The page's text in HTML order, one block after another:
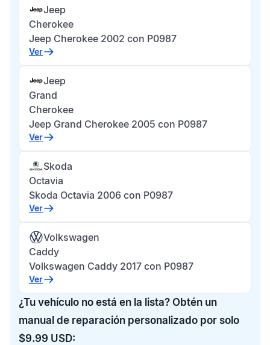
Jeep
Cherokee
Jeep Cherokee 2002 con P0987
Ver
Jeep
Grand
Cherokee
Jeep Grand Cherokee 2005 con P0987
Ver
Skoda
Octavia
Skoda Octavia 2006 con P0987
Ver
Volkswagen
Caddy
Volkswagen Caddy 2017 con P0987
Ver
¿Tu vehículo no está en la lista? Obtén un
manual de reparación personalizado por solo
$9.99 USD: